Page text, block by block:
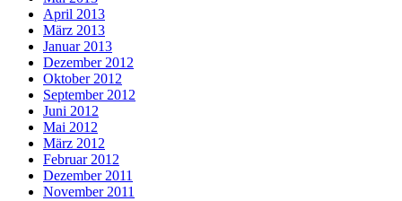
April 2013
März 2013
Januar 2013
Dezember 2012
Oktober 2012
September 2012
Juni 2012
Mai 2012
März 2012
Februar 2012
Dezember 2011
November 2011